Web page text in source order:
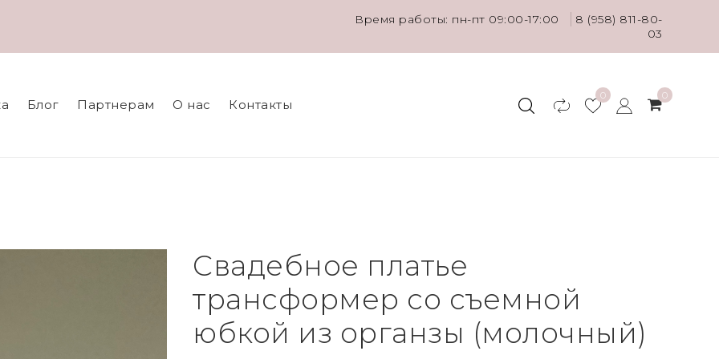
Время работы: пн-пт 09:00-17:00
8 (958) 811-80-
03
Блог Партнерам О нас Контакты
0 0
Свадебное платье
трансформер со съемной
юбкой из органзы (молочный)